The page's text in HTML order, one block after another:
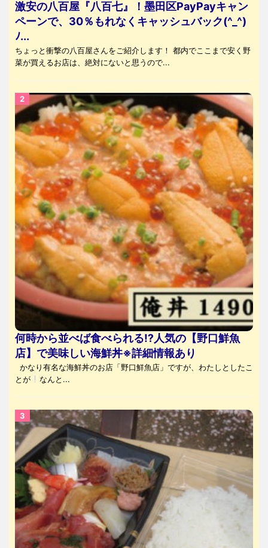
激安の八百屋『八百七』！墨田区PayPayキャン
ペーンで、30％もれなくキャッシュバック(^_^)
ﾉ...
ちょっと衝撃の八百屋さんをご紹介します！ 都内でここまで安く野
菜が買えるお店は、絶対にないと思うので...
何時から並べば食べられる⁉人気の【野口鮮魚
店】で美味しい海鮮丼※詳細情報あり
かなり有名な海鮮丼のお店「野口鮮魚店」ですが、わたしとしたこ
とが
なんと...